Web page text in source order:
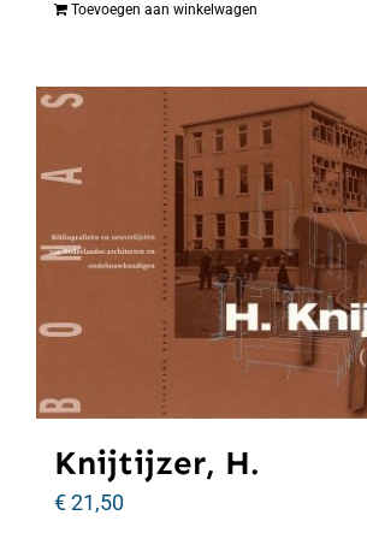
Toevoegen aan winkelwagen
Knijtijzer, H.
€21,50